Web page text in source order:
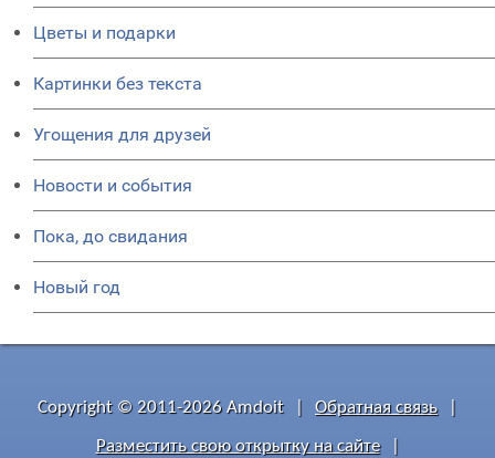
Цветы и подарки
Картинки без текста
Угощения для друзей
Новости и события
Пока, до свидания
Новый год
Copyright © 2011-2026 Amdoit Обратная связь
Разместить свою открытку на сайте